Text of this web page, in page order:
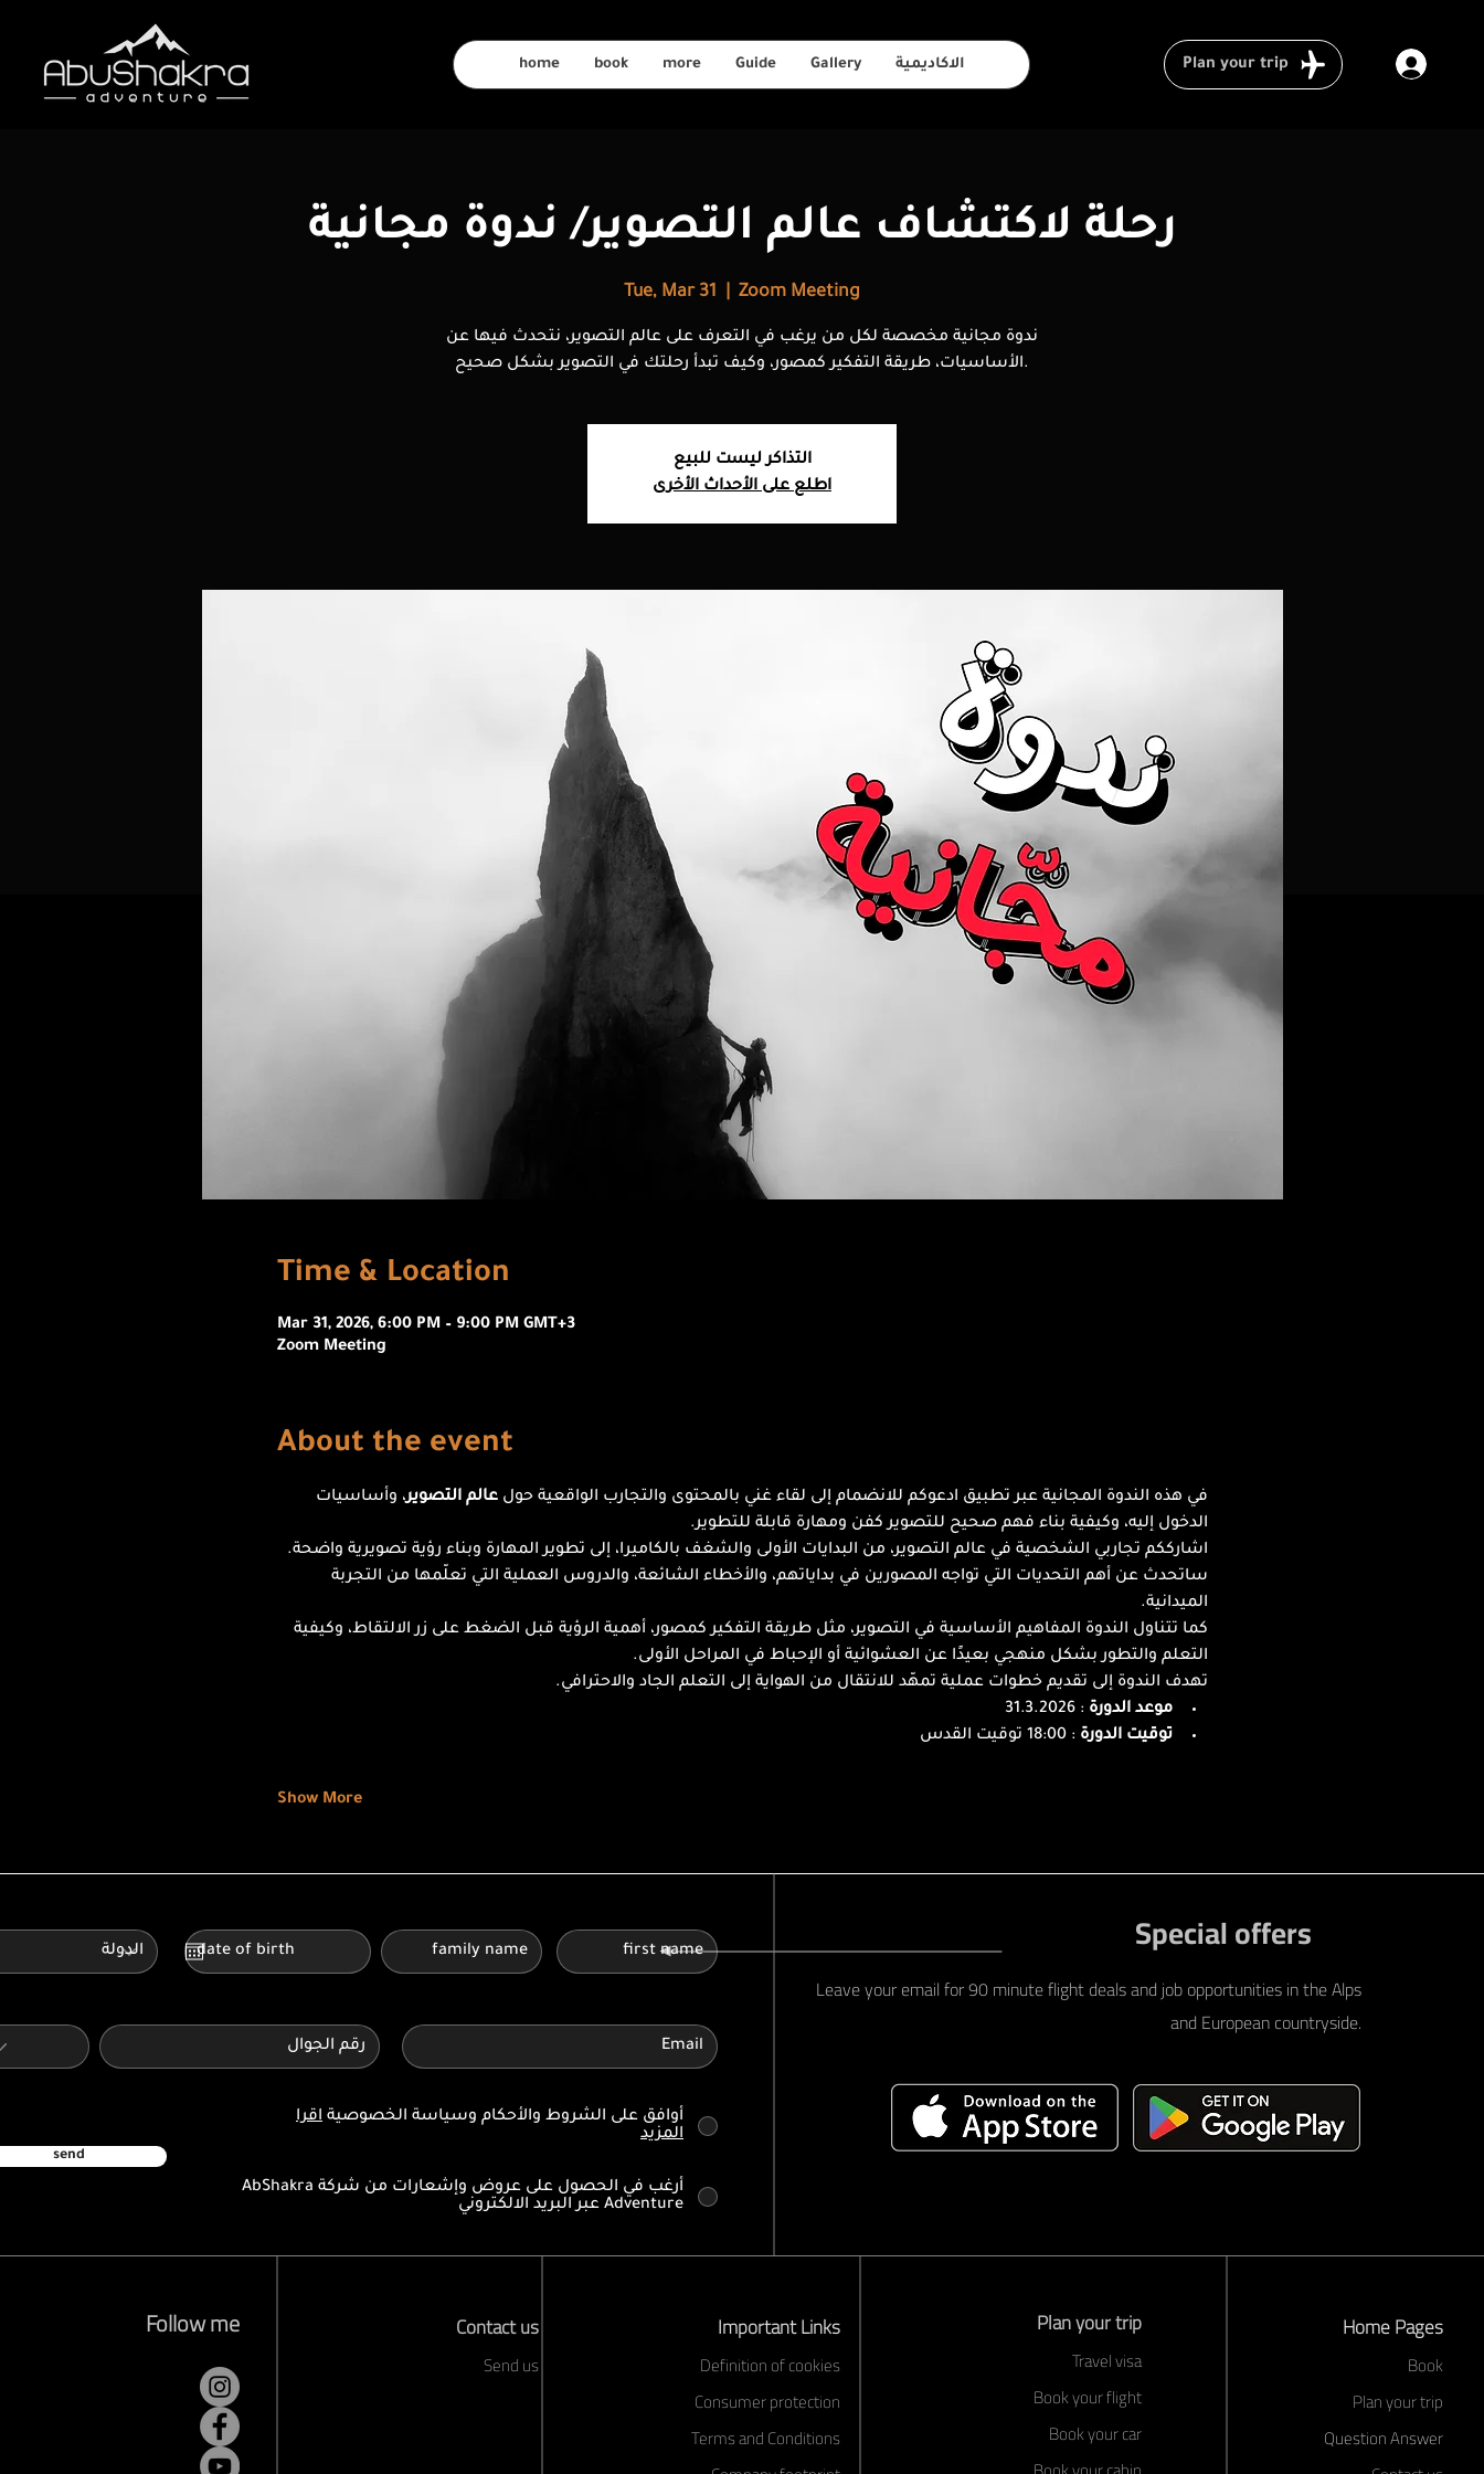
home book more Guide Gallery الاكاديمية Plan your trip
رحلة لاكتشاف عالم التصوير/ ندوة مجانية
Tue, Mar 31 Zoom Meeting
ندوة مجانية مخصصة لكل من يرغب في التعرف على عالم التصوير، نتحدث فيها عن
الأساسيات، طريقة التفكير كمصور، وكيف تبدأ رحلتك في التصوير بشكل صحيح.
التذاكر ليست للبيع
اطلع على الأحداث الأخرى
Time & Location
Mar 31, 2026, 6:00 PM – 9:00 PM GMT+3
Zoom Meeting
About the event
في هذه الندوة المجانية عبر تطبيق ادعوكم للانضمام إلى لقاء غني بالمحتوى والتجارب الواقعية حول عالم التصوير، وأساسيات
الدخول إليه، وكيفية بناء فهم صحيح للتصوير كفن ومهارة قابلة للتطوير.
اشارككم تجاربي الشخصية في عالم التصوير، من البدايات الأولى والشغف بالكاميرا، إلى تطوير المهارة وبناء رؤية تصويرية واضحة.
ساتحدث عن أهم التحديات التي تواجه المصورين في بداياتهم، والأخطاء الشائعة، والدروس العملية التي تعلّمها من التجربة
الميدانية.
كما تتناول الندوة المفاهيم الأساسية في التصوير، مثل طريقة التفكير كمصور، أهمية الرؤية قبل الضغط على زر الالتقاط، وكيفية
التعلم والتطور بشكل منهجي بعيدًا عن العشوائية أو الإحباط في المراحل الأولى.
تهدف الندوة إلى تقديم خطوات عملية تمهّد للانتقال من الهواية إلى التعلم الجاد والاحترافي.
موعد الدورة : 31.3.2026
توقيت الدورة : 18:00 توقيت القدس
Show More
Special offers
Leave your email for 90 minute flight deals and job opportunities in the Alps
and European countryside.
أوافق على الشروط والأحكام وسياسة الخصوصية اقرا
المزيد
send
أرغب في الحصول على عروض وإشعارات من شركة AbShakra
Adventure عبر البريد الالكتروني
Follow me Contact us
Send us
Important Links
Definition of cookies
Consumer protection
Terms and Conditions
Plan your trip
Travel visa
Book your flight
Book your car
Home Pages
Book
Plan your trip
Question Answer